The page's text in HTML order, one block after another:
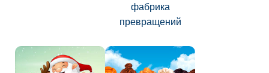
фабрика
превращений